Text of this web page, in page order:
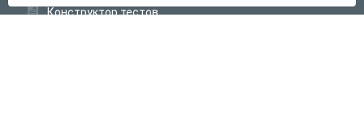
Конструктор тестов